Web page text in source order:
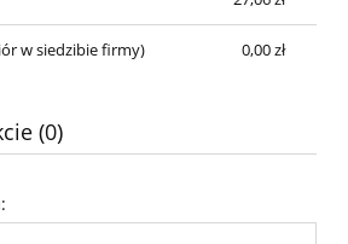
w siedzibie firmy) 0,00 zł
(0)